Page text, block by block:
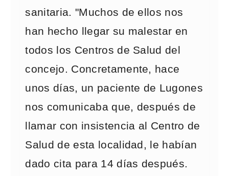
sanitaria. "Muchos de ellos nos
han hecho llegar su malestar en
todos los Centros de Salud del
concejo. Concretamente, hace
unos días, un paciente de Lugones
nos comunicaba que, después de
llamar con insistencia al Centro de
Salud de esta localidad, le habían
dado cita para 14 días después.